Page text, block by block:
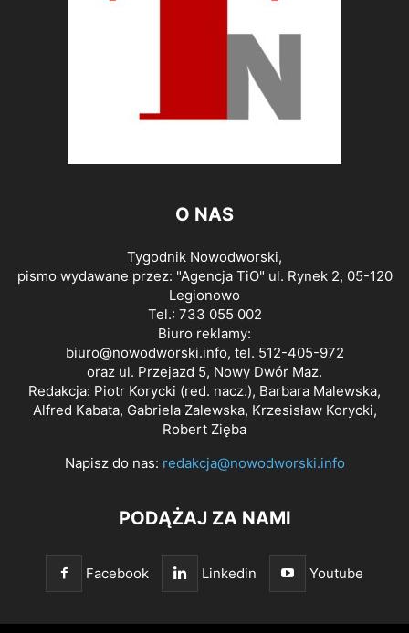
O NAS
Tygodnik Nowodworski,
pismo wydawane przez: "Agencja TiO" ul. Rynek 2, 05-120
Legionowo
Tel.: 733 055 002
Biuro reklamy:
biuro@nowodworski.info, tel. 512-405-972
oraz ul. Przejazd 5, Nowy Dwór Maz.
Redakcja: Piotr Korycki (red. nacz.), Barbara Malewska,
Alfred Kabata, Gabriela Zalewska, Krzesisław Korycki,
Robert Zięba
Napisz do nas: redakcja@nowodworski.info
PODĄŻAJ ZA NAMI
Facebook Linkedin Youtube